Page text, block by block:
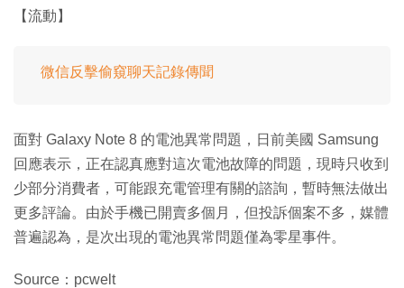
【流動】
微信反擊偷窺聊天記錄傳聞
面對 Galaxy Note 8 的電池異常問題，日前美國 Samsung
回應表示，正在認真應對這次電池故障的問題，現時只收到
少部分消費者，可能跟充電管理有關的諮詢，暫時無法做出
更多評論。由於手機已開賣多個月，但投訴個案不多，媒體
普遍認為，是次出現的電池異常問題僅為零星事件。
Source：pcwelt